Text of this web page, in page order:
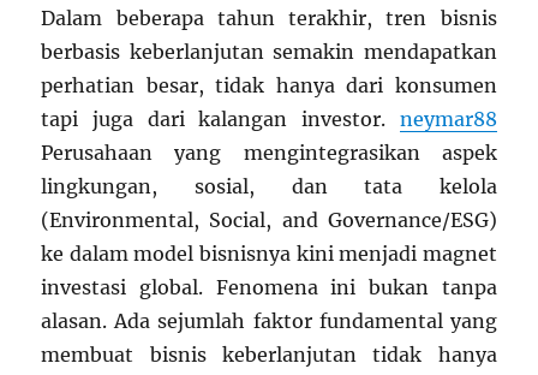
Dalam beberapa tahun terakhir, tren bisnis
berbasis keberlanjutan semakin mendapatkan
perhatian besar, tidak hanya dari konsumen
tapi juga dari kalangan investor. neymar88
Perusahaan yang mengintegrasikan aspek
lingkungan, sosial, dan tata kelola
(Environmental, Social, and Governance/ESG)
ke dalam model bisnisnya kini menjadi magnet
investasi global. Fenomena ini bukan tanpa
alasan. Ada sejumlah faktor fundamental yang
membuat bisnis keberlanjutan tidak hanya